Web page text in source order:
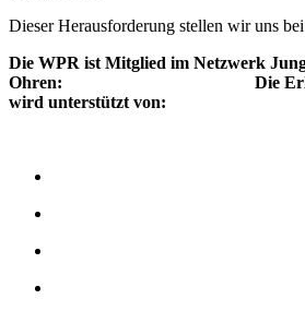
Dieser Herausforderung stellen wir uns
Die WPR ist Mitglied im Netzwerk
Ohren: Die
wird unterstützt von: